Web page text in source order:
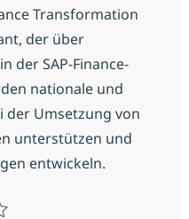
Transformation
der über
der SAP-Finance-
nationale und
der Umsetzung von
unterstützen und
entwickeln.
Finance Transformation